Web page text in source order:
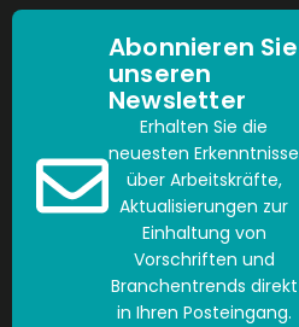
Abonnieren Sie
unseren
Newsletter
Erhalten Sie die
neuesten Erkenntnisse
über Arbeitskräfte,
Aktualisierungen zur
Einhaltung von
Vorschriften und
Branchentrends direkt
in Ihren Posteingang.